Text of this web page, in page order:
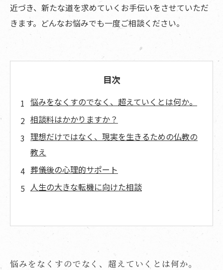
近づき、新たな道を求めていくお手伝いをさせていただ
きます。どんなお悩みでも一度ご相談ください。
目次
悩みをなくすのでなく、超えていくとは何か。
相談料はかかりますか？
理想だけではなく、現実を生きるための仏教の
教え
葬儀後の心理的サポート
人生の大きな転機に向けた相談
悩みをなくすのでなく、超えていくとは何か。